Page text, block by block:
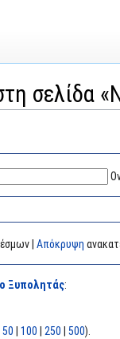
σελίδα
| Απόκρυψη
Ξυπολητάς:
50 100 250 500).